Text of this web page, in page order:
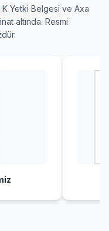
K Yetki Belgesi ve Axa
altında. Resmi